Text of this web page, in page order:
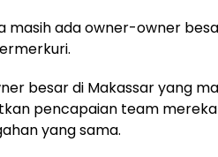
masih ada owner-owner
besar di Makassar yang
pencapaian team
yang sama.